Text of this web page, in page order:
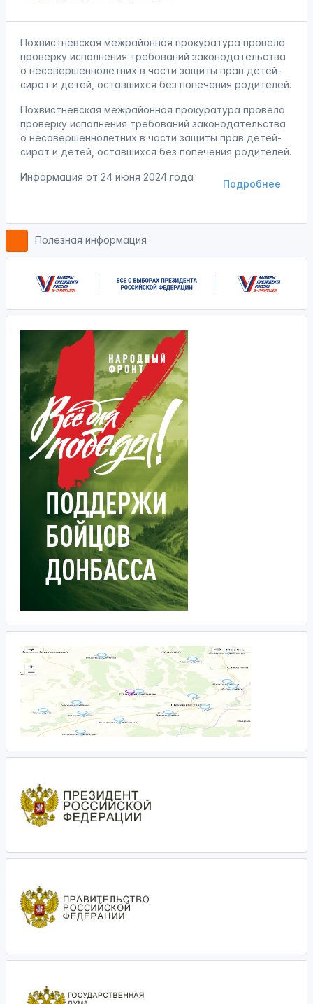
Похвистневская межрайонная прокуратура провела
проверку исполнения требований законодательства
о несовершеннолетних в части защиты прав детей-
сирот и детей, оставшихся без попечения родителей.
Похвистневская межрайонная прокуратура провела
проверку исполнения требований законодательства
о несовершеннолетних в части защиты прав детей-
сирот и детей, оставшихся без попечения родителей.
Подробнее
Информация от 24 июня 2024 года
Полезная информация